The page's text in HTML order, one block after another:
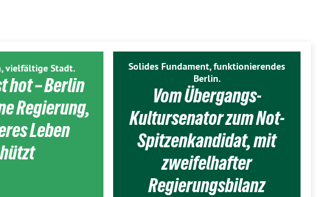
vielfältige Stadt.
hot – Berlin
Regierung,
Leben
Solides Fundament, funktionierendes
Berlin.
Vom Übergangs-
Kultursenator zum Not-
Spitzenkandidat, mit
zweifelhafter
Regierungsbilanz